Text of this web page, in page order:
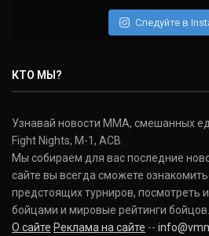
(22-2-0, 1)
Donald Cerrone
(36-15-0, 1)
Исраэль Адесанья
Israel Adesanya
(19-0-0, 0)
Следуйте в
КТО МЫ?
Узнавай новости ММА, смешанных
Fight Nights, M-1, ACB.
Мы собираем для вас последние
сайте вы всегда сможете
предстоящих турниров, посмотреть
бойцами и мировые рейтинги бойцов.
О сайте Реклама на сайте --